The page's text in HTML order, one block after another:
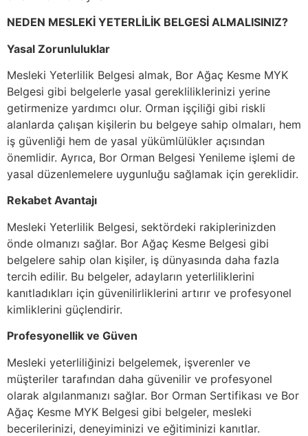
NEDEN MESLEKİ YETERLİLİK BELGESİ ALMALISINIZ?
Yasal Zorunluluklar
Mesleki Yeterlilik Belgesi almak, Bor Ağaç Kesme MYK
Belgesi gibi belgelerle yasal gerekliliklerinizi yerine
getirmenize yardımcı olur. Orman işçiliği gibi riskli
alanlarda çalışan kişilerin bu belgeye sahip olmaları, hem
iş güvenliği hem de yasal yükümlülükler açısından
önemlidir. Ayrıca, Bor Orman Belgesi Yenileme işlemi de
yasal düzenlemelere uygunluğu sağlamak için gereklidir.
Rekabet Avantajı
Mesleki Yeterlilik Belgesi, sektördeki rakiplerinizden
önde olmanızı sağlar. Bor Ağaç Kesme Belgesi gibi
belgelere sahip olan kişiler, iş dünyasında daha fazla
tercih edilir. Bu belgeler, adayların yeterliliklerini
kanıtladıkları için güvenilirliklerini artırır ve profesyonel
kimliklerini güçlendirir.
Profesyonellik ve Güven
Mesleki yeterliliğinizi belgelemek, işverenler ve
müşteriler tarafından daha güvenilir ve profesyonel
olarak algılanmanızı sağlar. Bor Orman Sertifikası ve Bor
Ağaç Kesme MYK Belgesi gibi belgeler, mesleki
becerilerinizi, deneyiminizi ve eğitiminizi kanıtlar.